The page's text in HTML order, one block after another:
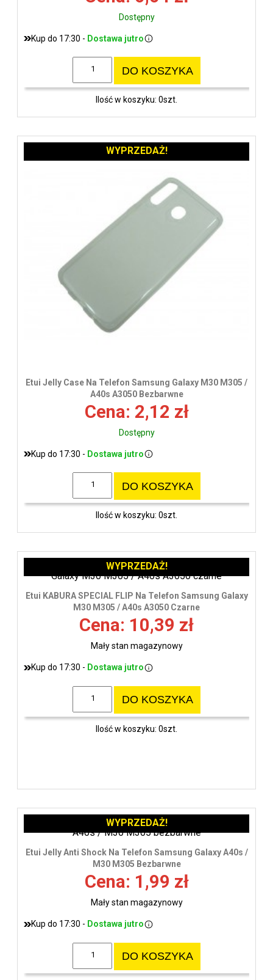
Dostępny
Kup do 17:30 - Dostawa jutro
DO KOSZYKA
Ilość w koszyku: 0szt.
Etui Jelly Case Na Telefon Samsung Galaxy M30 M305 /
A40s A3050 Bezbarwne
Cena: 2,12 zł
Dostępny
Kup do 17:30 - Dostawa jutro
DO KOSZYKA
Ilość w koszyku: 0szt.
WYPRZEDAŻ!
Etui KABURA SPECIAL FLIP Na Telefon Samsung Galaxy
M30 M305 / A40s A3050 Czarne
Cena: 10,39 zł
Mały stan magazynowy
Kup do 17:30 - Dostawa jutro
DO KOSZYKA
Ilość w koszyku: 0szt.
WYPRZEDAŻ!
Etui Jelly Anti Shock Na Telefon Samsung Galaxy A40s /
M30 M305 Bezbarwne
Cena: 1,99 zł
Mały stan magazynowy
Kup do 17:30 - Dostawa jutro
DO KOSZYKA
WYPRZEDAŻ!